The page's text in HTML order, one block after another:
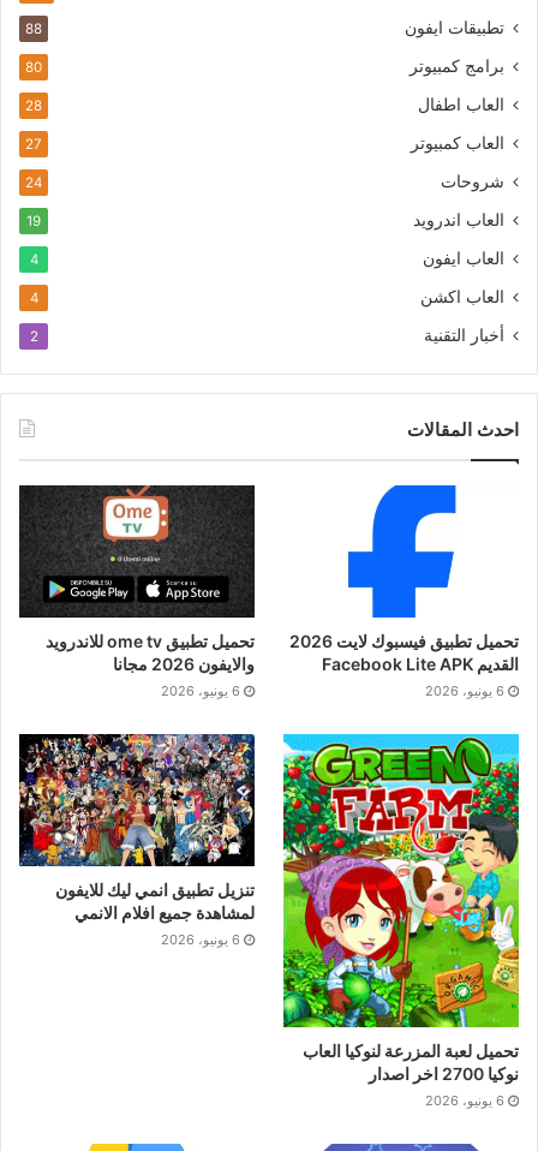
تطبيقات ايفون 88
برامج كمبيوتر 80
العاب اطفال 28
العاب كمبيوتر 27
شروحات 24
العاب اندرويد 19
العاب ايفون 4
العاب اكشن 4
أخبار التقنية 2
احدث المقالات
تحميل تطبيق فيسبوك لايت 2026
القديم Facebook Lite APK
6 يونيو، 2026
تحميل تطبيق ome tv للاندرويد
والايفون 2026 مجانا
6 يونيو، 2026
تحميل لعبة المزرعة لنوكيا العاب
نوكيا 2700 اخر اصدار
6 يونيو، 2026
تنزيل تطبيق انمي ليك للايفون
لمشاهدة جميع افلام الانمي
6 يونيو، 2026